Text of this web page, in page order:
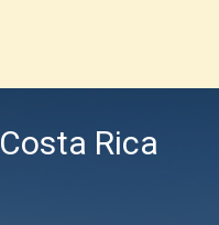
Costa Rica